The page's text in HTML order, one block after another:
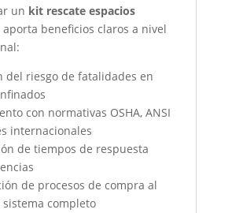
un kit rescate espacios
aporta beneficios claros a nivel
del riesgo de fatalidades en
con normativas OSHA, ANSI
internacionales
de tiempos de respuesta
de procesos de compra al
completo